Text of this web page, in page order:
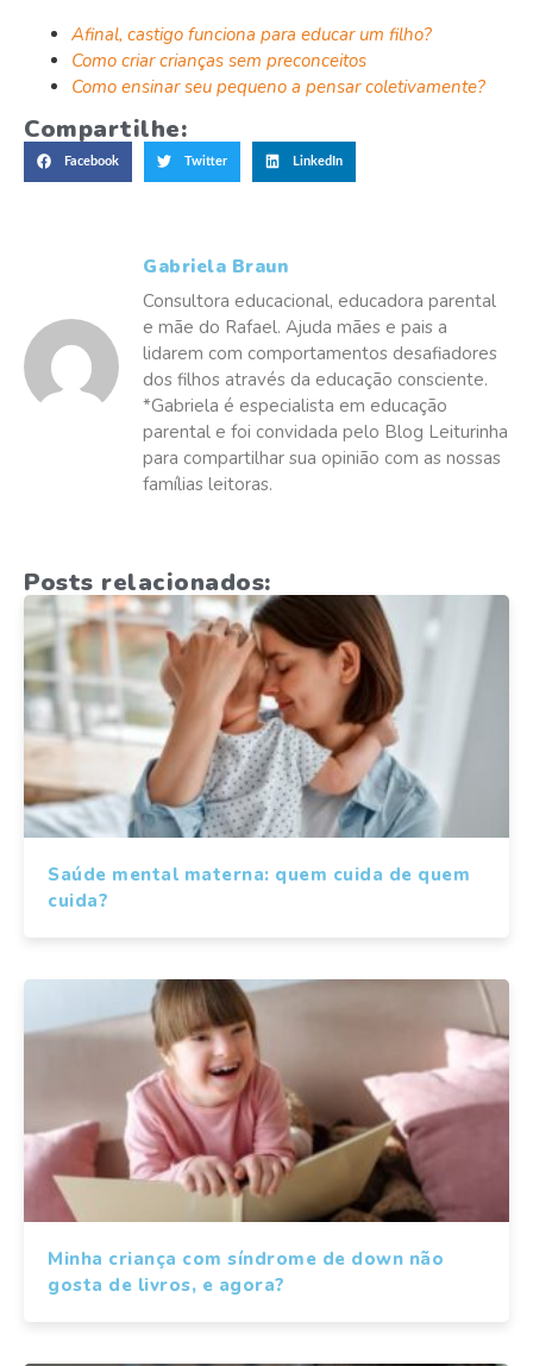
Afinal, castigo funciona para educar um filho?
Como criar crianças sem preconceitos
Como ensinar seu pequeno a pensar coletivamente?
Compartilhe:
Facebook Twitter LinkedIn
Gabriela Braun
Consultora educacional, educadora parental
e mãe do Rafael. Ajuda mães e pais a
lidarem com comportamentos desafiadores
dos filhos através da educação consciente.
*Gabriela é especialista em educação
parental e foi convidada pelo Blog Leiturinha
para compartilhar sua opinião com as nossas
famílias leitoras.
Posts relacionados:
Saúde mental materna: quem cuida de quem
cuida?
Minha criança com síndrome de down não
gosta de livros, e agora?